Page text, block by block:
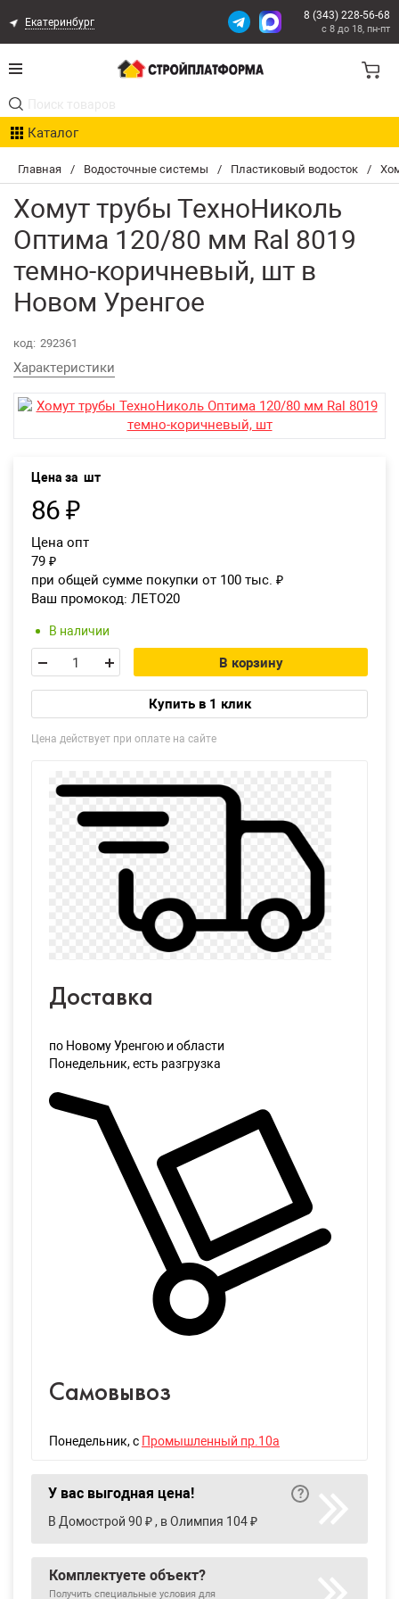
Главная / Водосточные системы / Пластиковый водосток /
Хомут трубы ТехноНиколь
Оптима 120/80 мм Ral 8019
темно-коричневый, шт в
Новом Уренгое
код: 292361
Характеристики
Цена за шт
86 ₽
Цена опт
79 ₽
при общей сумме покупки от 100 тыс. ₽
Ваш промокод: ЛЕТО20
В наличии
В корзину
Купить в 1 клик
Цена действует при оплате на сайте
Доставка
по Новому Уренгою и области
Понедельник, есть разгрузка
Самовывоз
Понедельник, с Промышленный пр.10а
У вас выгодная цена!
В Домострой 90 ₽ , в Олимпия 104 ₽
Комплектуете объект?
Получить специальные условия для
Екатеринбург
8 (343) 228-56-68
с 8 до 18, пн-пт
Каталог
Акции
Расчет доставки
Организациям
Опыт поставок
Статьи
Оплата и Доставка
Возврат товара